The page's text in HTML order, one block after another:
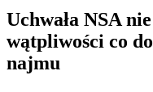
Uchwała NSA
wątpliwości co
najmu